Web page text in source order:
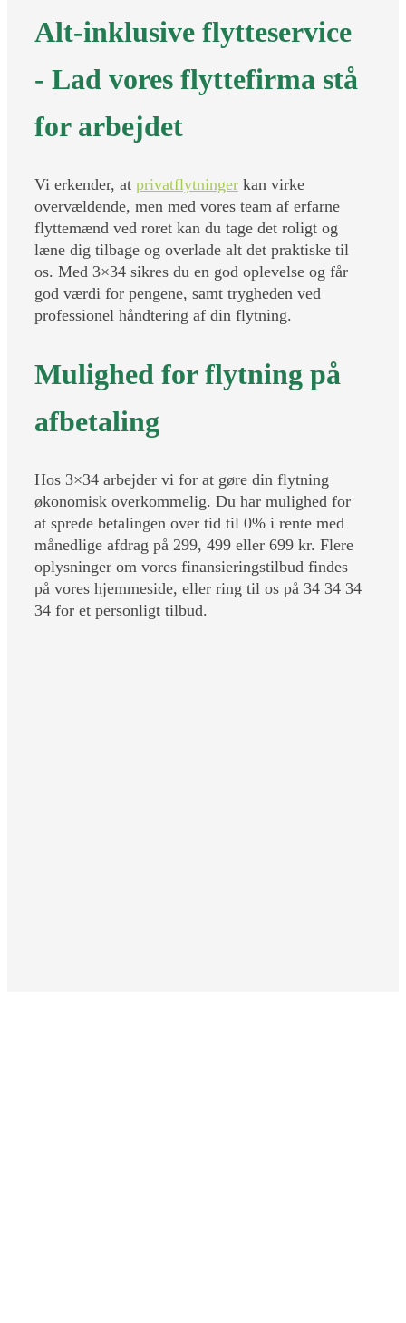
Alt-inklusive flytteservice
- Lad vores flyttefirma stå
for arbejdet
Vi erkender, at privatflytninger kan virke
overvældende, men med vores team af erfarne
flyttemænd ved roret kan du tage det roligt og
læne dig tilbage og overlade alt det praktiske til
os. Med 3×34 sikres du en god oplevelse og får
god værdi for pengene, samt trygheden ved
professionel håndtering af din flytning.
Mulighed for flytning på
afbetaling
Hos 3×34 arbejder vi for at gøre din flytning
økonomisk overkommelig. Du har mulighed for
at sprede betalingen over tid til 0% i rente med
månedlige afdrag på 299, 499 eller 699 kr. Flere
oplysninger om vores finansieringstilbud findes
på vores hjemmeside, eller ring til os på 34 34 34
34 for et personligt tilbud.